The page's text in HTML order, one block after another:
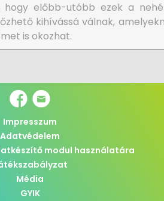
hogy előbb-utóbb ezek a
kihívássá válnak,
is okozhat.
Impresszum
Adatvédelem
modul használatára
Média
GYIK